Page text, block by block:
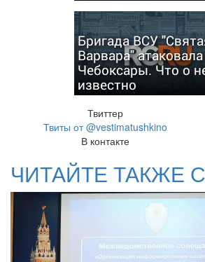
Бригада ВСУ
Варвара" атаковала
Чебоксары. Что о
известно
Твиттер
Твиты от @vestimatushkino
В контакте
ЧИТАЙТЕ ТАКЖЕ